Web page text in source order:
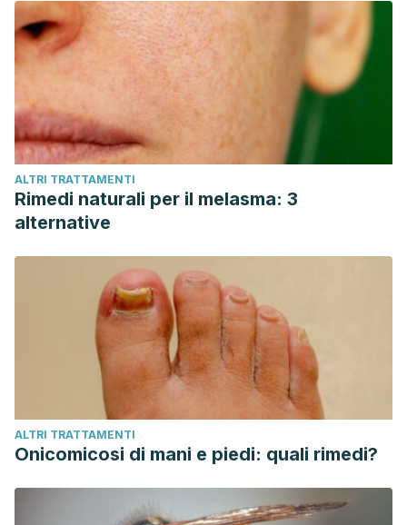
ALTRI TRATTAMENTI
Rimedi naturali per il melasma: 3
alternative
ALTRI TRATTAMENTI
Onicomicosi di mani e piedi: quali rimedi?